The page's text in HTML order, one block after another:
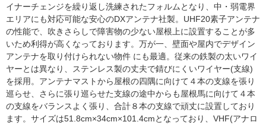
イナーチェンジを繰り返し洗練されたフォルムとなり、中・弱電界
エリアにも対応可能な安心のDXアンテナ社製。UHF20素子アンテナ
の性能で、吹きさらしで障害物の少ない屋根上に設置することが多
いため利得が高くなっております。万が一、壁面や屋内でデザイン
アンテナを取り付けられない物件 にも最適。従来の鉄製の太いワイ
ヤーとは異なり、ステンレス製の丈夫で錆びにくいワイヤー(支線)
を採用。アンテナマストから屋根の四隅に向けて４本の支線を張り
巡らせ、さらに張り巡らせた支線の途中からも屋根馬に向けて４本
の支線をバランスよく張り、合計８本の支線で頑丈に設置しており
ます。サイズは51.8cm×34cm×101.4cmとなっており、VHF(アナロ